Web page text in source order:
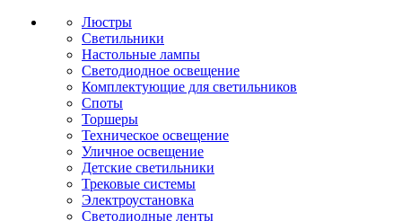
Люстры
Светильники
Настольные лампы
Светодиодное освещение
Комплектующие для светильников
Споты
Торшеры
Техническое освещение
Уличное освещение
Детские светильники
Трековые системы
Электроустановка
Светодиодные ленты